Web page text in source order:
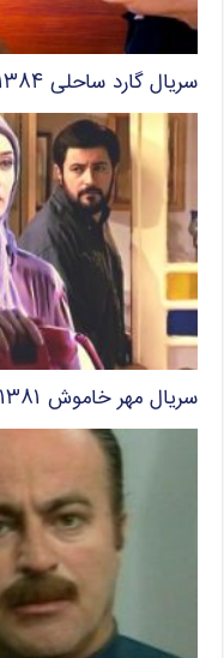
سریال گارد ساحلی ۱۳۸۴
سریال مهر خاموش ۱۳۸۱